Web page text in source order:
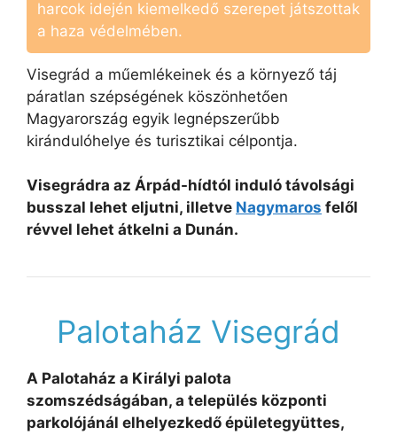
harcok idején kiemelkedő szerepet játszottak
a haza védelmében.
Visegrád a műemlékeinek és a környező táj
páratlan szépségének köszönhetően
Magyarország egyik legnépszerűbb
kirándulóhelye és turisztikai célpontja.
Visegrádra az Árpád-hídtól induló távolsági
busszal lehet eljutni, illetve Nagymaros felől
révvel lehet átkelni a Dunán.
Palotaház Visegrád
A Palotaház a Királyi palota
szomszédságában, a település központi
parkolójánál elhelyezkedő épületegyüttes,